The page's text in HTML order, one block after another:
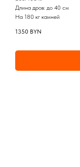
Длина дров: до 40 см
На 180 кг камней
1350 BYN